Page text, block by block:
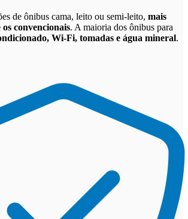
de ônibus cama, leito ou semi-leito, mais
convencionais. A maioria dos ônibus para
Wi-Fi, tomadas e água mineral.